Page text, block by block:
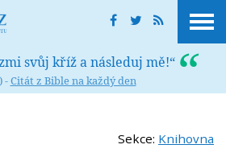
svůj kříž a následuj mě!“
-Citát z Bible na každý den
Sekce: Knihovna